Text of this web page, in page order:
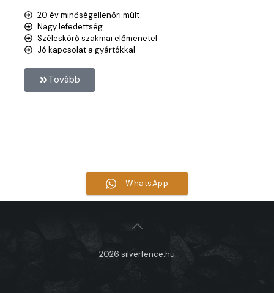
20 év minőségellenőri múlt
Nagy lefedettség
Széleskörő szakmai előmenetel
Jó kapcsolat a gyártókkal
Tovább
WhatsApp
2026 silverfence.hu